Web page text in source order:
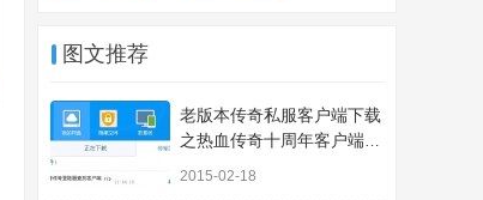
图文推荐
老版本传奇私服客户端下载
之热血传奇十周年客户端下
2015-02-18